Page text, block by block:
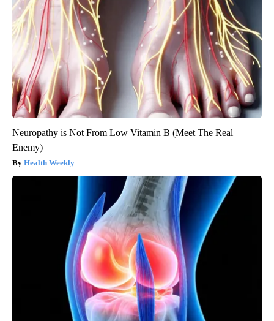
Neuropathy is Not From Low Vitamin B (Meet The Real
Enemy)
Health Weekly